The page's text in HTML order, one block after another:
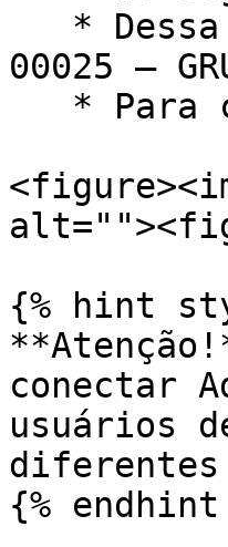
00025 –
{% hint
conectar
usuários
diferentes